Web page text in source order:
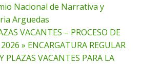
Nacional de Narrativa y
Arguedas
VACANTES – PROCESO DE
» ENCARGATURA REGULAR
PLAZAS VACANTES PARA LA